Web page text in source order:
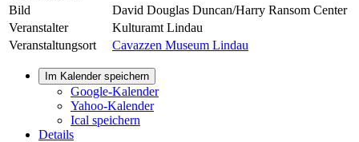
Bild
David Douglas Duncan/Harry Ransom Center
Veranstalter
Kulturamt Lindau
Veranstaltungsort
Cavazzen Museum Lindau
Im Kalender speichern
Google-Kalender
Yahoo-Kalender
Ical speichern
Details